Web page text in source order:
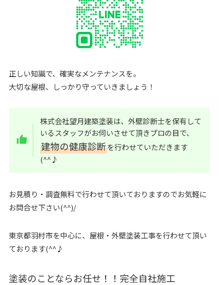
正しい知識で、確実なメンテナンスを。
大切な屋根、しっかり守っていきましょう！
株式会社望月建築塗装は、外壁診断士を保有して
いるスタッフがお伺いさせて頂きプロの目で、
建物の健康診断を行わせていただきます
(^^♪
お見積り・調査無料で行わせて頂いておりますのでお気軽に
お問合せ下さい(^^)/
東京都羽村市を中心に、屋根・外壁塗装工事を行わせて頂い
ております(^^♪
塗装のことならお任せ！！完全自社施工